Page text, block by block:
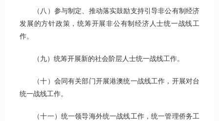
（八）参与制定、推动落实鼓励支持引导非公有制经济
发展的方针政策，统筹开展非公有制经济人士统一战线工
作。
（九）统筹开展新的社会阶层人士统一战线工作。
（十）会同有关部门开展港澳统一战线工作，开展对台
统一战线工作。
（十一）统一领导海外统一战线工作，统一管理侨务工